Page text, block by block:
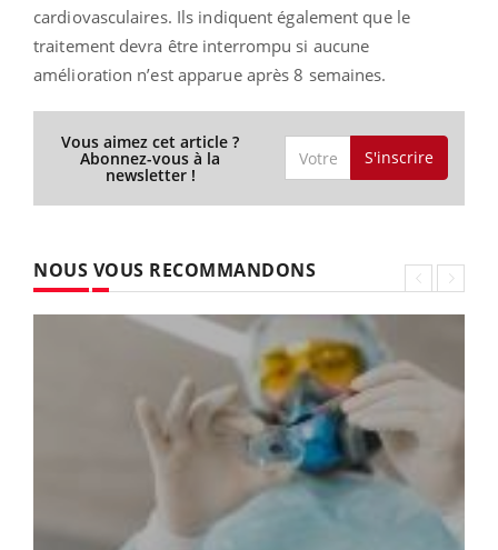
cardiovasculaires. Ils indiquent également que le
traitement devra être interrompu si aucune
amélioration n’est apparue après 8 semaines.
Vous aimez cet article ?
Abonnez-vous à la
newsletter !
S'inscrire
NOUS VOUS RECOMMANDONS